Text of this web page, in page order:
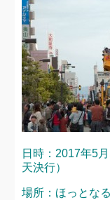
日時：2017年5
天決行）
場所：ほっとな